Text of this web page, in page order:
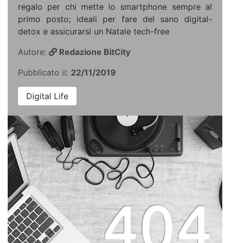
regalo per chi mette lo smartphone sempre al
primo posto; ideali per fare del sano digital-
detox e assicurarsi un Natale tech-free
Autore:
Redazione BitCity
Pubblicato il: 22/11/2019
Digital Life